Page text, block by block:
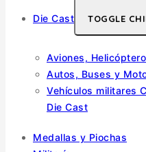
Die Cast TOGGLE
Aviones,
Autos, Buses y
Vehículos militares
Die Cast
Medallas y Piochas